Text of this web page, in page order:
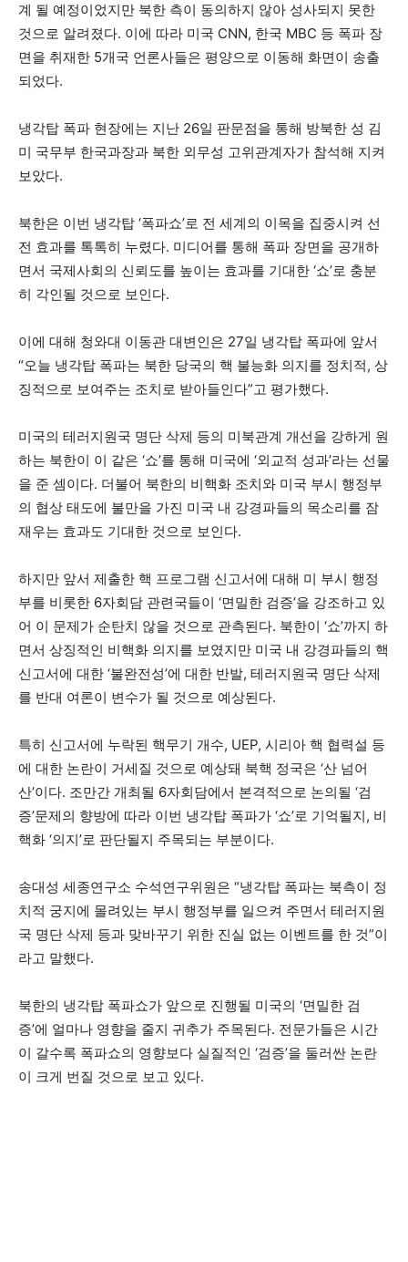
계 될 예정이었지만 북한 측이 동의하지 않아 성사되지 못한
것으로 알려졌다. 이에 따라 미국 CNN, 한국 MBC 등 폭파 장
면을 취재한 5개국 언론사들은 평양으로 이동해 화면이 송출
되었다.
냉각탑 폭파 현장에는 지난 26일 판문점을 통해 방북한 성 김
미 국무부 한국과장과 북한 외무성 고위관계자가 참석해 지켜
보았다.
북한은 이번 냉각탑 ‘폭파쇼’로 전 세계의 이목을 집중시켜 선
전 효과를 톡톡히 누렸다. 미디어를 통해 폭파 장면을 공개하
면서 국제사회의 신뢰도를 높이는 효과를 기대한 ‘쇼’로 충분
히 각인될 것으로 보인다.
이에 대해 청와대 이동관 대변인은 27일 냉각탑 폭파에 앞서
“오늘 냉각탑 폭파는 북한 당국의 핵 불능화 의지를 정치적, 상
징적으로 보여주는 조치로 받아들인다”고 평가했다.
미국의 테러지원국 명단 삭제 등의 미북관계 개선을 강하게 원
하는 북한이 이 같은 ‘쇼’를 통해 미국에 ‘외교적 성과’라는 선물
을 준 셈이다. 더불어 북한의 비핵화 조치와 미국 부시 행정부
의 협상 태도에 불만을 가진 미국 내 강경파들의 목소리를 잠
재우는 효과도 기대한 것으로 보인다.
하지만 앞서 제출한 핵 프로그램 신고서에 대해 미 부시 행정
부를 비롯한 6자회담 관련국들이 ‘면밀한 검증’을 강조하고 있
어 이 문제가 순탄치 않을 것으로 관측된다. 북한이 ‘쇼’까지 하
면서 상징적인 비핵화 의지를 보였지만 미국 내 강경파들의 핵
신고서에 대한 ‘불완전성’에 대한 반발, 테러지원국 명단 삭제
를 반대 여론이 변수가 될 것으로 예상된다.
특히 신고서에 누락된 핵무기 개수, UEP, 시리아 핵 협력설 등
에 대한 논란이 거세질 것으로 예상돼 북핵 정국은 ‘산 넘어
산’이다. 조만간 개최될 6자회담에서 본격적으로 논의될 ‘검
증’문제의 향방에 따라 이번 냉각탑 폭파가 ‘쇼’로 기억될지, 비
핵화 ‘의지’로 판단될지 주목되는 부분이다.
송대성 세종연구소 수석연구위원은 “냉각탑 폭파는 북측이 정
치적 궁지에 몰려있는 부시 행정부를 일으켜 주면서 테러지원
국 명단 삭제 등과 맞바꾸기 위한 진실 없는 이벤트를 한 것”이
라고 말했다.
북한의 냉각탑 폭파쇼가 앞으로 진행될 미국의 ‘면밀한 검
증’에 얼마나 영향을 줄지 귀추가 주목된다. 전문가들은 시간
이 갈수록 폭파쇼의 영향보다 실질적인 ‘검증’을 둘러싼 논란
이 크게 번질 것으로 보고 있다.